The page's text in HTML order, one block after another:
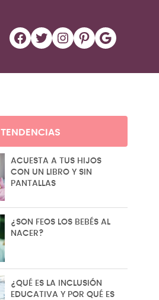
Facebook Twitter Instagram Pinterest Google
TENDENCIAS
ACUESTA A TUS HIJOS
CON UN LIBRO Y SIN
PANTALLAS
¿SON FEOS LOS BEBÉS AL
NACER?
¿QUÉ ES LA INCLUSIÓN
EDUCATIVA Y POR QUÉ ES